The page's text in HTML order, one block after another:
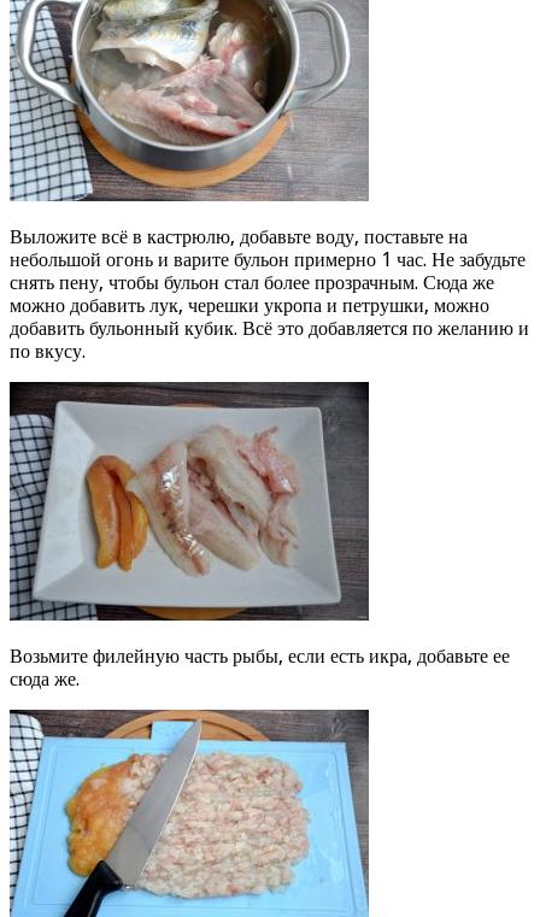
Выложите всё в кастрюлю, добавьте воду, поставьте на
небольшой огонь и варите бульон примерно 1 час. Не забудьте
снять пену, чтобы бульон стал более прозрачным. Сюда же
можно добавить лук, черешки укропа и петрушки, можно
добавить бульонный кубик. Всё это добавляется по желанию и
по вкусу.
Возьмите филейную часть рыбы, если есть икра, добавьте ее
сюда же.